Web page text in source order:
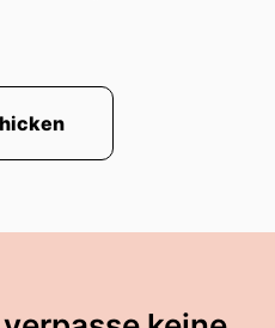
Carsten Mosa.